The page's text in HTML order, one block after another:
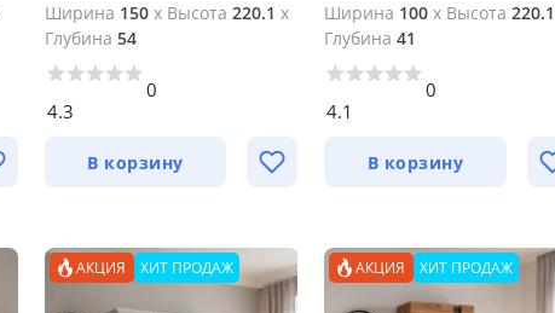
Ширина 150x Высота 220.1 x
Глубина 54
4.3
0
В корзину
Ширина 100 x Высота 220.1
Глубина 41
4.1
0
В корзину
АКЦИЯ ХИТ ПРОДАЖ АКЦИЯ ХИТ ПРОДАЖ